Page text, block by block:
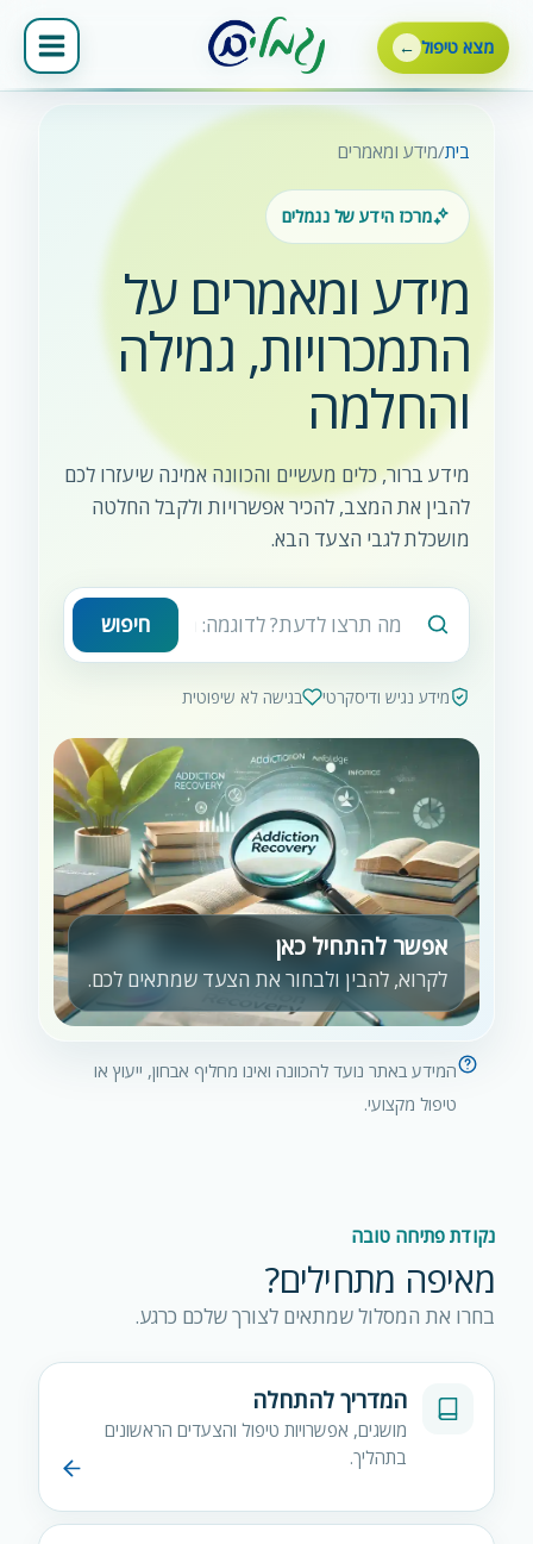
לתוכןמצא טיפול
בית/מידע ומאמרים
מרכז הידע של נגמלים
מידע ומאמרים על
התמכרויות, גמילה
והחלמה
מידע ברור, כלים מעשיים והכוונה אמינה שיעזרו לכם
להבין את המצב, להכיר אפשרויות ולקבל החלטה
מושכלת לגבי הצעד הבא.
חיפוש
מידע נגיש ודיסקרטי בגישה לא שיפוטית
אפשר להתחיל כאן
לקרוא, להבין ולבחור את הצעד שמתאים לכם.
המידע באתר נועד להכוונה ואינו מחליף אבחון, ייעוץ או
טיפול מקצועי.
נקודת פתיחה טובה
מאיפה מתחילים?
בחרו את המסלול שמתאים לצורך שלכם כרגע.
המדריך להתחלה
מושגים, אפשרויות טיפול והצעדים הראשונים
בתהליך.